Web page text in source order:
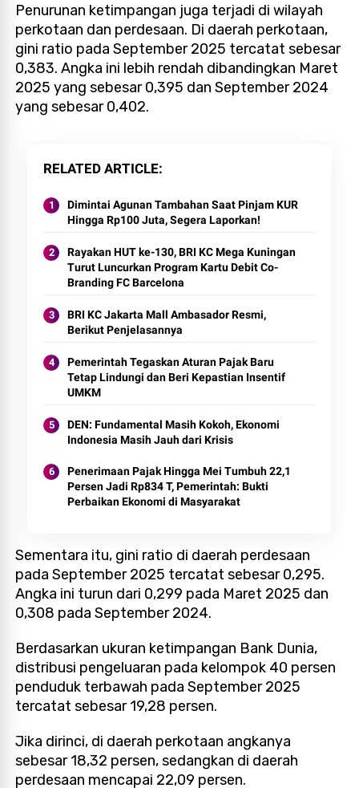
Penurunan ketimpangan juga terjadi di wilayah
perkotaan dan perdesaan. Di daerah perkotaan,
gini ratio pada September 2025 tercatat sebesar
0,383. Angka ini lebih rendah dibandingkan Maret
2025 yang sebesar 0,395 dan September 2024
yang sebesar 0,402.
RELATED ARTICLE
Dimintai Agunan Tambahan Saat Pinjam KUR
Hingga Rp100 Juta, Segera Laporkan!
Rayakan HUT ke-130, BRI KC Mega Kuningan
Turut Luncurkan Program Kartu Debit Co-
Branding FC Barcelona
BRI KC Jakarta Mall Ambasador Resmi,
Berikut Penjelasannya
Pemerintah Tegaskan Aturan Pajak Baru
Tetap Lindungi dan Beri Kepastian Insentif
UMKM
DEN: Fundamental Masih Kokoh, Ekonomi
Indonesia Masih Jauh dari Krisis
Penerimaan Pajak Hingga Mei Tumbuh 22,1
Persen Jadi Rp834 T, Pemerintah: Bukti
Perbaikan Ekonomi di Masyarakat
Sementara itu, gini ratio di daerah perdesaan
pada September 2025 tercatat sebesar 0,295.
Angka ini turun dari 0,299 pada Maret 2025 dan
0,308 pada September 2024.
Berdasarkan ukuran ketimpangan Bank Dunia,
distribusi pengeluaran pada kelompok 40 persen
penduduk terbawah pada September 2025
tercatat sebesar 19,28 persen.
Jika dirinci, di daerah perkotaan angkanya
sebesar 18,32 persen, sedangkan di daerah
perdesaan mencapai 22,09 persen.